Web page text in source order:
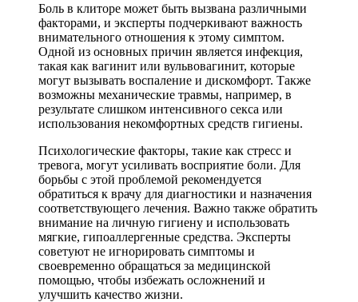
Боль в клиторе может быть вызвана различными
факторами, и эксперты подчеркивают важность
внимательного отношения к этому симптом.
Одной из основных причин является инфекция,
такая как вагинит или вульвовагинит, которые
могут вызывать воспаление и дискомфорт. Также
возможны механические травмы, например, в
результате слишком интенсивного секса или
использования некомфортных средств гигиены.
Психологические факторы, такие как стресс и
тревога, могут усиливать восприятие боли. Для
борьбы с этой проблемой рекомендуется
обратиться к врачу для диагностики и назначения
соответствующего лечения. Важно также обратить
внимание на личную гигиену и использовать
мягкие, гипоаллергенные средства. Эксперты
советуют не игнорировать симптомы и
своевременно обращаться за медицинской
помощью, чтобы избежать осложнений и
улучшить качество жизни.